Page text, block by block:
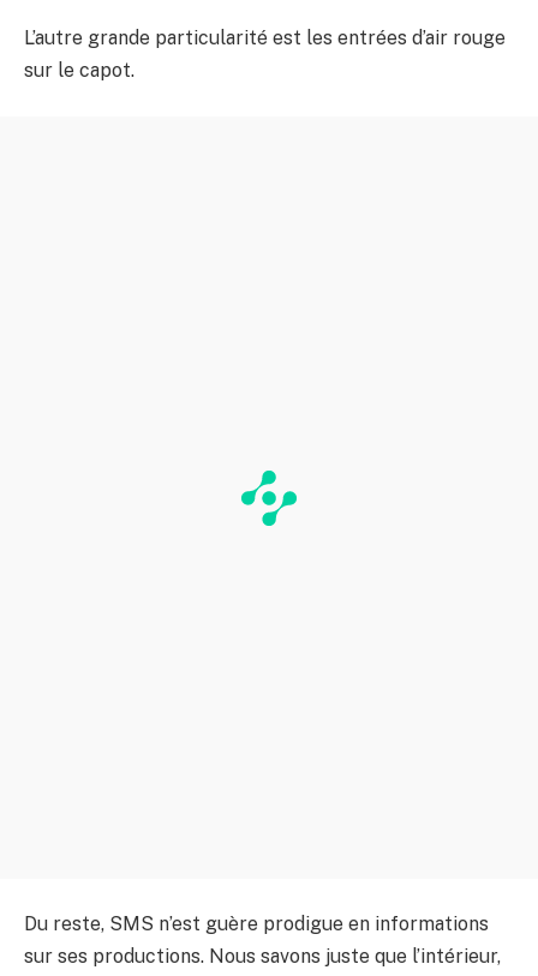
L’autre grande particularité est les entrées d’air rouge
sur le capot.
Du reste, SMS n’est guère prodigue en informations
sur ses productions. Nous savons juste que l’intérieur,